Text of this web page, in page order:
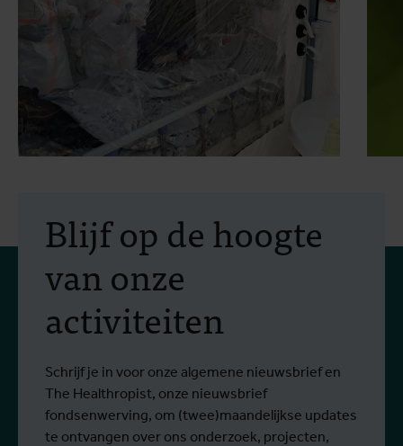
In Bunia start een studie
naar twee behandelingen
tegen het Bundibugyo-
virus
Sinds het begin van de uitbraak zijn meer
430 mensen overleden.
Blijf op de hoogte
van onze
activiteiten
Schrijf je in voor onze algemene nieuwsbrief en
The Healthropist, onze nieuwsbrief
fondsenwerving, om (twee)maandelijkse updates
te ontvangen over ons onderzoek, projecten,